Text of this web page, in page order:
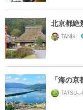
北京都絶
TANI3
「海の
TATSU-